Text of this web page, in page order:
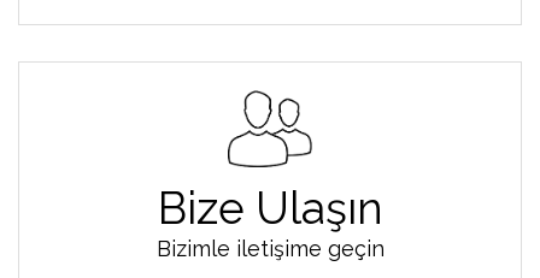
Bize Ulaşın
Bizimle iletişime geçin